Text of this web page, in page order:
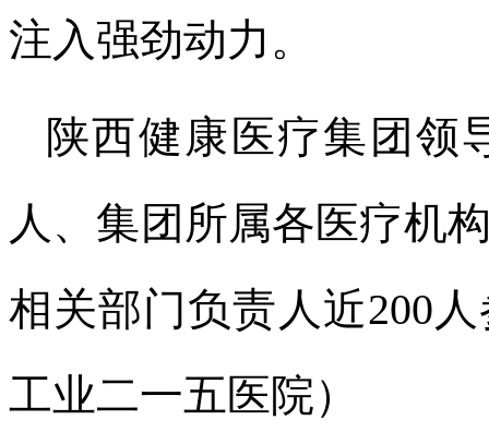
注入强劲动力。
陕西健康医疗集团领
人、集团所属各医疗机
相关部门负责人近200
工业二一五医院）